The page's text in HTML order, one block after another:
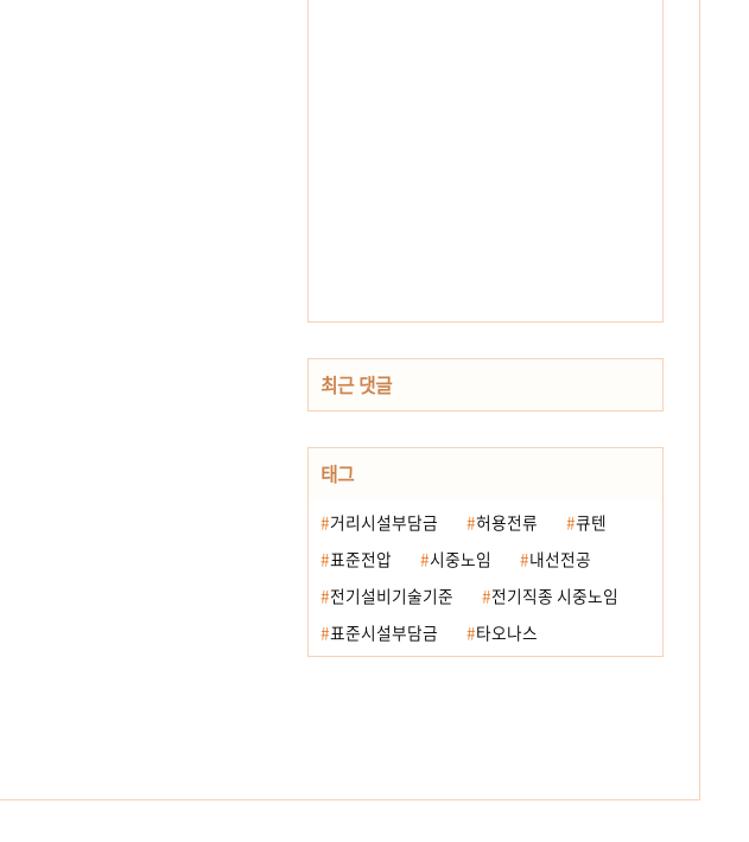
최근 댓글
태그
거리시설부담금 허용전류
큐텐
표준전압
시중노임
내선전공
전기설비기술기준
전기직종 시중노임
표준시설부담금
타오나스